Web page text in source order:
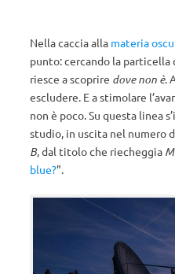
Nella caccia alla materia
punto: cercando la particella
riesce a scoprire dove non è.
escludere. E a stimolare
non è poco. Su questa linea
studio, in uscita nel numero
B, dal titolo che riecheggia
blue?”.